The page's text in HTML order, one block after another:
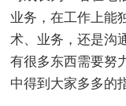
业务，在工作上能
术、业务，还是沟
有很多东西需要努
中得到大家多多的